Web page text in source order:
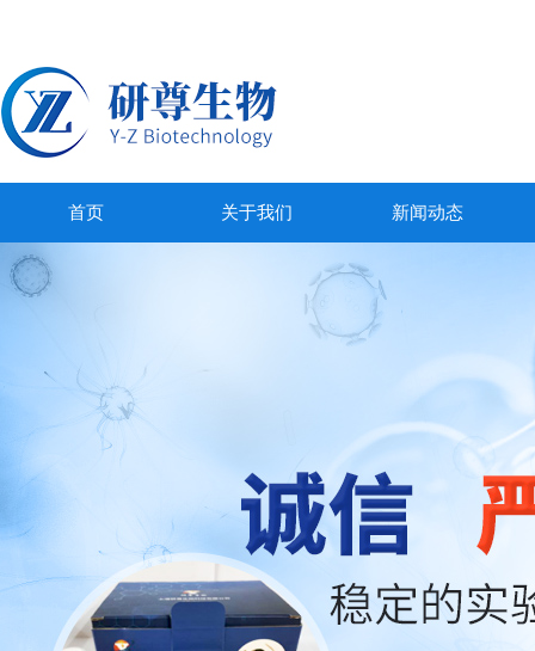
首页 关于我们 新闻动态